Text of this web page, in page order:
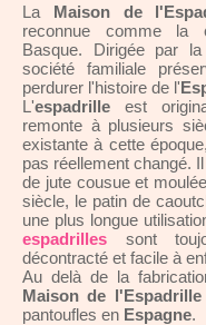
La Maison de
reconnue comme la
Basque. Dirigée par
société familiale
perdurer l'histoire de l'
L'espadrille est
remonte à plusieurs
existante à cette
pas réellement changé.
de jute cousue et
siècle, le patin de
une plus longue
espadrilles sont
décontracté et facile à
Au delà de la
Maison de l'Espadrille
pantoufles en Espagne.